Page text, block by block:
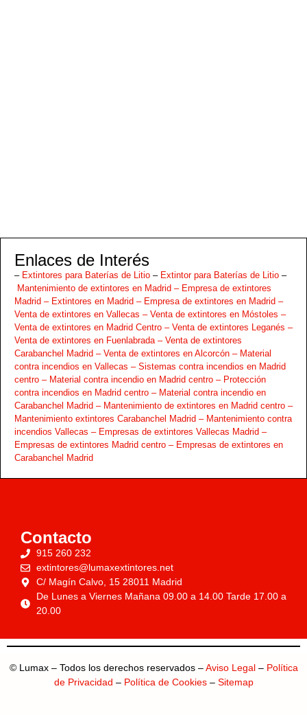
Enlaces de Interés
– Extintores para Baterías de Litio – Extintor para Baterías de Litio –
Mantenimiento de extintores en Madrid – Empresa de extintores
Madrid – Extintores en Madrid – Empresa de extintores en Madrid –
Venta de extintores en Vallecas – Venta de extintores en Móstoles –
Venta de extintores en Madrid Centro – Venta de extintores Leganés –
Venta de extintores en Fuenlabrada – Venta de extintores
Carabanchel Madrid – Venta de extintores en Alcorcón – Material
contra incendios en Vallecas – Sistemas contra incendios en Madrid
centro – Material contra incendio en Madrid centro – Protección
contra incendios en Madrid centro – Material contra incendio en
Carabanchel Madrid – Mantenimiento de extintores en Madrid centro –
Mantenimiento extintores Carabanchel Madrid – Mantenimiento contra
incendios Vallecas – Empresas de extintores Vallecas Madrid –
Empresas de extintores Madrid centro – Empresas de extintores en
Carabanchel Madrid
Contacto
915 260 232
extintores@lumaxextintores.net
C/ Magín Calvo, 15 28011 Madrid
De Lunes a Viernes Mañana 09.00 a 14.00 Tarde 17.00 a
20.00
© Lumax – Todos los derechos reservados –Aviso Legal– Política
de Privacidad – Política de Cookies– Sitemap